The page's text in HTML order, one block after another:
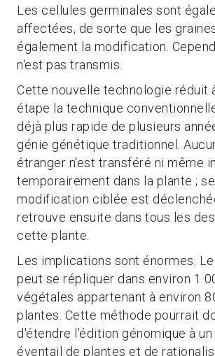
Les cellules germinales sont
affectées, de sorte que les
également la modification.
n'est pas transmis.
Cette nouvelle technologie réduit
étape la technique
déjà plus rapide de plusieurs
génie génétique traditionnel.
étranger n'est transféré ni même
temporairement dans la plante ;
modification ciblée est
retrouve ensuite dans tous les
cette plante.
Les implications sont énormes.
peut se répliquer dans environ 1
végétales appartenant à environ
plantes. Cette méthode pourrait
d'étendre l'édition génomique à
éventail de plantes et de